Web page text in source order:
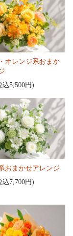
オレンジ系おまか
込5,500円)
おまかせアレンジ
込7,700円)